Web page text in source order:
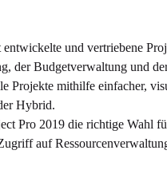
und vertriebene
der Budgetverwaltung und
mithilfe einfacher,
Hybrid.
Pro 2019 die richtige Wahl
auf